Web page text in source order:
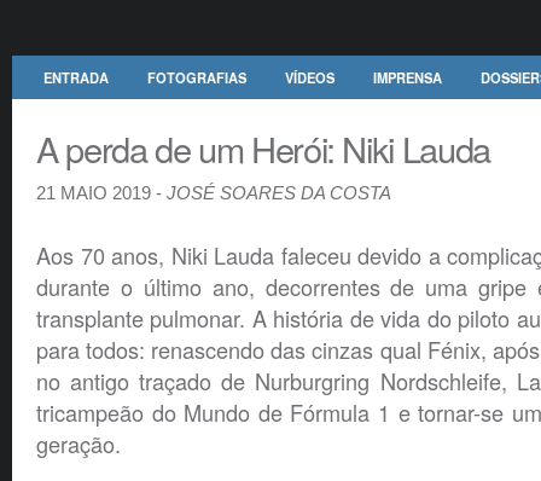
ENTRADA FOTOGRAFIAS VÍDEOS IMPRENSA
A perda de um Herói: Niki Lauda
21 MAIO 2019 - JOSÉ SOARES DA COSTA
Aos 70 anos, Niki Lauda faleceu devido a
durante o último ano, decorrentes de uma gripe
transplante pulmonar. A história de vida do piloto
para todos: renascendo das cinzas qual Fénix,
no antigo traçado de Nurburgring Nordschleife,
tricampeão do Mundo de Fórmula 1 e tornar-se
geração.